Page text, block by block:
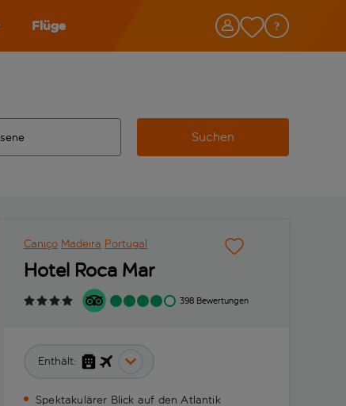
Flüge
Suchen
Caniço Madeira Portugal
Hotel Roca Mar
398 Bewertungen
Enthält:
Spektakulärer Blick auf den Atlantik